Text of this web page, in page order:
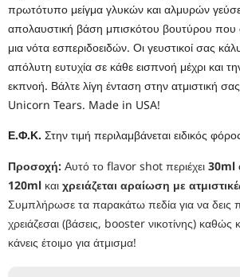
πρωτότυπο μείγμα γλυκών και αλμυρών
απολαυστική βάση μπισκότου βουτύρου που
μια νότα εσπεριδοειδών. Οι γευστικοί σας
απόλυτη ευτυχία σε κάθε εισπνοή μέχρι και
εκπνοή. Βάλτε λίγη ένταση στην ατμιστική
Unicorn Tears. Made in USA!
Ε.Φ.Κ. Στην τιμή περιλαμβάνεται ειδικός
Προσοχή: Αυτό το flavor shot περιέχει 30ml
120ml και χρειάζεται αραίωση με
Συμπλήρωσε τα παρακάτω πεδία για να δεις
χρειάζεσαι (βάσεις, booster νικοτίνης) καθώς
κάνεις έτοιμο για άτμισμα!